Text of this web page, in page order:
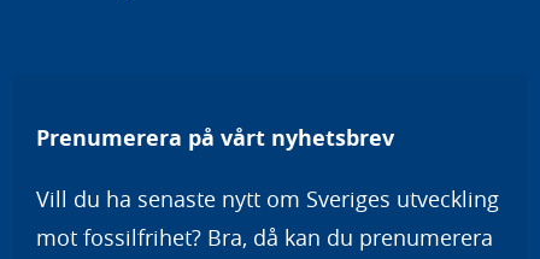
Prenumerera på vårt nyhetsbrev
Vill du ha senaste nytt om Sveriges utveckling
mot fossilfrihet? Bra, då kan du prenumerera